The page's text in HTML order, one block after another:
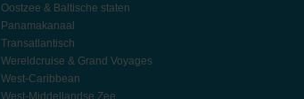
Oostzee & Baltische staten
Panamakanaal
Transatlantisch
Wereldcruise & Grand Voyages
West-Caribbean
West-Middellandse Zee